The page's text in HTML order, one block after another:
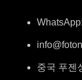
중국 푸젠